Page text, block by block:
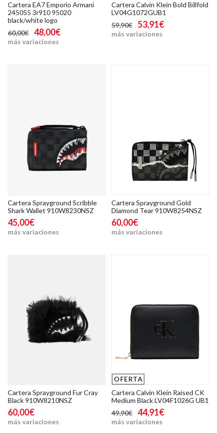
Cartera EA7 Emporio Armani
245055 3r910 95020
black/white logo
60,00€
48,00€
más variaciones
Cartera Calvin Klein Bold Billfold
LV04G1072GUB1
59,90€
53,91€
más variaciones
Cartera Sprayground Scribble
Shark Wallet 910W8230NSZ
45,00€
más variaciones
Cartera Sprayground Gold
Diamond Tear 910W8254NSZ
60,00€
más variaciones
Cartera Sprayground Fur Cray
Black 910W8210NSZ
60,00€
más variaciones
OFERTA
Cartera Calvin Klein Raised CK
Medium Black LV04F1026G UB1
49,90€
44,91€
más variaciones